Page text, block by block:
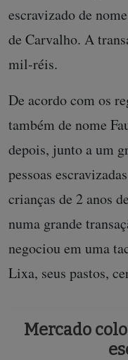
escravizado de
de Carvalho. A
mil-réis.
De acordo com os
também de nome
depois, junto a um
pessoas
crianças de 2 anos
numa grande
negociou em uma
Lixa, seus pastos,
Mercado